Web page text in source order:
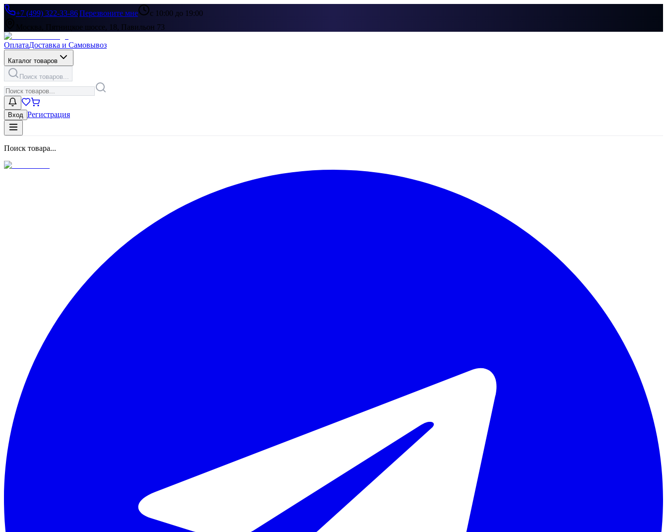
+7 (499) 322-33-86|Перезвоните мне
с 10:00 до 19:00
Москва, Пятницкое шоссе, 18, Павильон 73
ОплатаДоставка и Самовывоз
Каталог товаров
Поиск товаров...
Вход Регистрация
Поиск товара...